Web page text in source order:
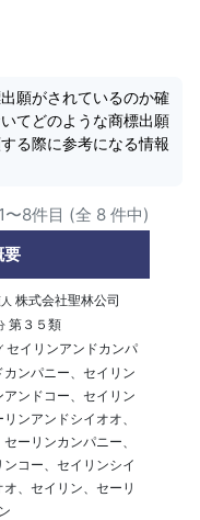
願がされているのか確
てどのような商標出願
る際に参考になる情報
1〜8件目 (全 8 件中)
要
株式会社聖林公司
第３５類
セイリンアンドカンパ
ンパニー、セイリン
ンドコー、セイリン
ンアンドシイオオ、
ーリンカンパニー、
コー、セイリンシイ
、セイリン、セーリ
ン